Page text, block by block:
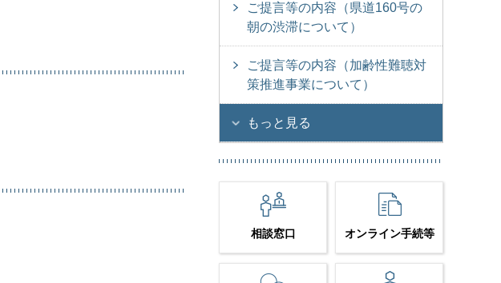
ご提言等の内容（県道160号の
朝の渋滞について）
ご提言等の内容（加齢性難聴対
策推進事業について）
もっと見る
相談窓口 オンライン手続等